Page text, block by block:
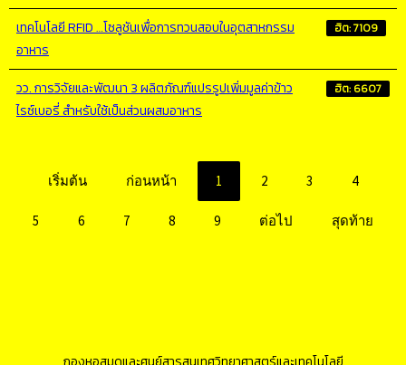
เทคโนโลยี RFID …โซลูชันเพื่อการทวนสอบในอุตสาหกรรม
อาหาร
ฮิต: 7109
วว. การวิจัยและพัฒนา 3 ผลิตภัณฑ์แปรรูปเพิ่มมูลค่าข้าว
ไรซ์เบอรี่ สำหรับใช้เป็นส่วนผสมอาหาร
ฮิต: 6607
เริ่มต้น ก่อนหน้า 1 2 3 4
5 6 7 8 9 ต่อไป สุดท้าย